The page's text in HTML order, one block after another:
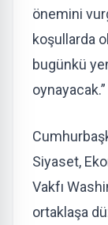
önemini
koşullarda
bugünkü
Siyaset,
Vakfı
ortaklaşa